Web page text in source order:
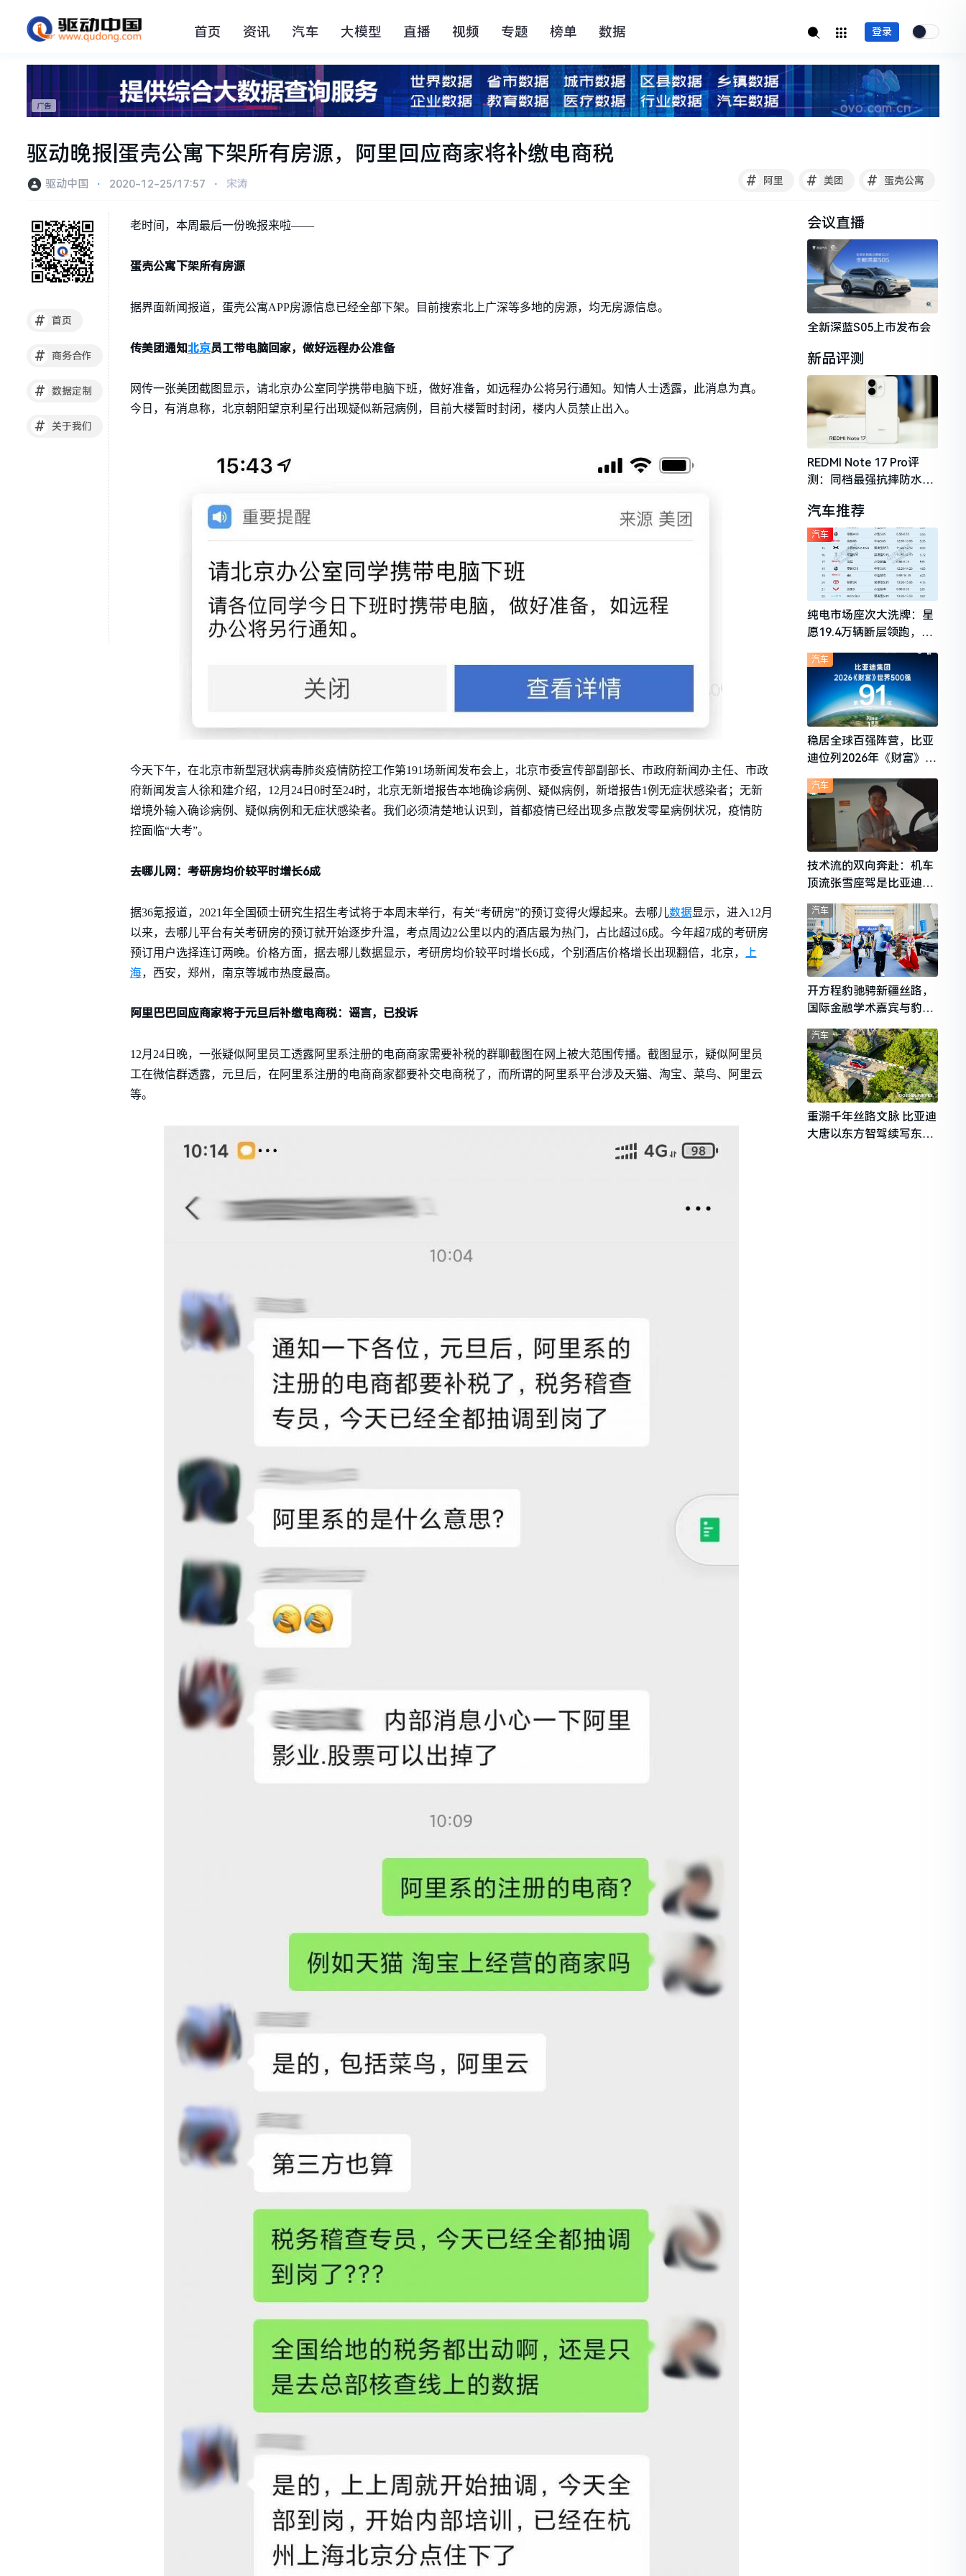
首页 资讯 汽车 大模型 直播 视频 专题 榜单 数据 登录
驱动晚报|蛋壳公寓下架所有房源，阿里回应商家将补缴电商税
# 阿里 # 美团 # 蛋壳公寓
驱动中国 ⋅ 2020-12-25/17:57 ⋅ 宋涛
# 首页
# 商务合作
# 数据定制
# 关于我们
老时间，本周最后一份晚报来啦——
蛋壳公寓下架所有房源
据界面新闻报道，蛋壳公寓APP房源信息已经全部下架。目前搜索北上广深等多地的房源，均无房源信息。
传美团通知北京员工带电脑回家，做好远程办公准备
网传一张美团截图显示，请北京办公室同学携带电脑下班，做好准备，如远程办公将另行通知。知情人士透露，此消息为真。
今日，有消息称，北京朝阳望京利星行出现疑似新冠病例，目前大楼暂时封闭，楼内人员禁止出入。
今天下午，在北京市新型冠状病毒肺炎疫情防控工作第191场新闻发布会上，北京市委宣传部副部长、市政府新闻办主任、市政
府新闻发言人徐和建介绍，12月24日0时至24时，北京无新增报告本地确诊病例、疑似病例，新增报告1例无症状感染者；无新
增境外输入确诊病例、疑似病例和无症状感染者。我们必须清楚地认识到，首都疫情已经出现多点散发零星病例状况，疫情防
控面临“大考”。
去哪儿网：考研房均价较平时增长6成
据36氪报道，2021年全国硕士研究生招生考试将于本周末举行，有关“考研房”的预订变得火爆起来。去哪儿数据显示，进入12月
以来，去哪儿平台有关考研房的预订就开始逐步升温，考点周边2公里以内的酒店最为热门，占比超过6成。今年超7成的考研房
预订用户选择连订两晚。价格方面，据去哪儿数据显示，考研房均价较平时增长6成，个别酒店价格增长出现翻倍，北京，
上
海，西安，郑州，南京等城市热度最高。
阿里巴巴回应商家将于元旦后补缴电商税：谣言，已投诉
12月24日晚，一张疑似阿里员工透露阿里系注册的电商商家需要补税的群聊截图在网上被大范围传播。截图显示，疑似阿里员
工在微信群透露，元旦后，在阿里系注册的电商商家都要补交电商税了，而所谓的阿里系平台涉及天猫、淘宝、菜鸟、阿里云
等。
会议直播
全新深蓝S05上市发布会
新品评测
REDMI Note 17 Pro评
测：同档最强抗摔防水，
守门员
汽车推荐
纯电市场座次大洗牌：星
愿19.4万辆断层领跑，理
想i6成最强黑马
汽车
稳居全球百强阵营，比亚
迪位列2026年《财富》世
汽车
技术流的双向奔赴：机车
顶流张雪座驾是比亚迪秦
L
汽车
开方程豹驰骋新疆丝路，
国际金融学术嘉宾与豹友
共赴山海热爱
汽车
重溯千年丝路文脉 比亚迪
大唐以东方智驾续写东西
汽车